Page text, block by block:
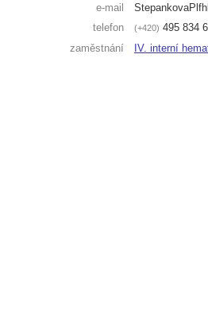
e-mail StepankovaP
telefon
+420 495 834
zaměstnání
IV. interní